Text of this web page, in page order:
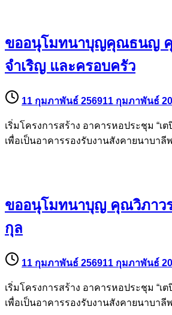
ขออนุโมทนาบุญคุณธนญ
จำเริญ และครอบครัว
11 กุมภาพันธ์ 256911 กุมภาพันธ์
เริ่มโครงการสร้าง อาคารหอประชุม “เ
เพื่อเป็นอาคารรองรับงานสังคายนาบาลี
ขออนุโมทนาบุญ คุณวิภาว
กุล
11 กุมภาพันธ์ 256911 กุมภาพันธ์
เริ่มโครงการสร้าง อาคารหอประชุม “เ
เพื่อเป็นอาคารรองรับงานสังคายนาบาลี